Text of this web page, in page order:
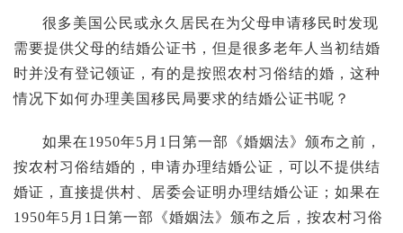
如何办理加拿大使用的出生公证书
@样本库
「出国必备常识」
@老陈有话说
服务使用说明书
@老陈有话说
很多美国公民或永久居民在为父母申请移民时发现
需要提供父母的结婚公证书，但是很多老年人当初结婚
时并没有登记领证，有的是按照农村习俗结的婚，这种
情况下如何办理美国移民局要求的结婚公证书呢？
如果在1950年5月1日第一部《婚姻法》颁布之前，
按农村习俗结婚的，申请办理结婚公证，可以不提供结
婚证，直接提供村、居委会证明办理结婚公证；如果在
1950年5月1日第一部《婚姻法》颁布之后，按农村习俗